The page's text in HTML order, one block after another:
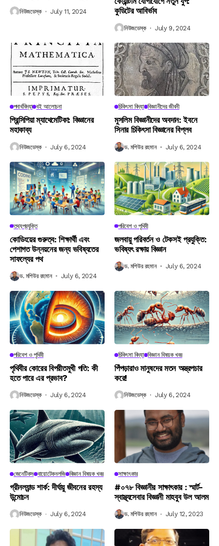
নিউজডেস্ক July 11, 2024
কুডিটের আবির্ভাব
নিউজডেস্ক July 9, 2024
পদার্থবিদ্যা বই আলোচনা
প্রিন্সিপিয়া ম্যাথেমেটিকা: বিজ্ঞানের
মহাকাব্য
নিউজডেস্ক July 6, 2024
চিকিৎসা বিদ্যা বিজ্ঞানীদের জীবনী
মুসলিম বিজ্ঞানীদের অবদান: ইবনে
সিনার চিকিৎসা বিজ্ঞানের বিপ্লব
ড. মশিউর রহমান July 6, 2024
তথ্যপ্রযুক্তি
কোডিংয়ের গুরুত্ব: শিক্ষার্থী এবং
পেশাগত উন্নয়নের জন্য ভবিষ্যতের
সাফল্যের পথ
ড. মশিউর রহমান July 6, 2024
পরিবেশ ও পৃথিবী
জলবায়ু পরিবর্তন ও টেকসই প্রযুক্তি:
ভবিষ্যৎ রক্ষায় বিজ্ঞান
ড. মশিউর রহমান July 6, 2024
পরিবেশ ও পৃথিবী
পৃথিবীর কোরের বিপরীতমুখী গতি: কী
হতে পারে এর প্রভাব?
নিউজডেস্ক July 6, 2024
চিকিৎসা বিদ্যা বিজ্ঞান বিষয়ক খবর
পিঁপড়ারাও মানুষদের মতন অস্ত্রপচার
করে!
নিউজডেস্ক July 6, 2024
জেনেটিকস বায়োটেকনলজি বিজ্ঞান বিষয়ক খবর
গ্রীনল্যান্ড শার্ক: দীর্ঘায়ু জীবনের রহস্য
উন্মোচন
নিউজডেস্ক July 6, 2024
সাক্ষাৎকার
#০৭৮ বিজ্ঞানীর সাক্ষাৎকার : স্মার্ট-
স্বাস্থ্যসেবার বিজ্ঞানী মাহবুব উল আলম
ড. মশিউর রহমান July 12, 2023